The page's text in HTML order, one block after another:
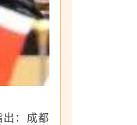
：成都